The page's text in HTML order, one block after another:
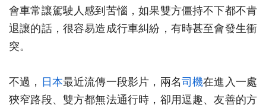
會車常讓駕駛人感到苦惱，如果雙方僵持不下都不肯
退讓的話，很容易造成行車糾紛，有時甚至會發生衝
突。
不過， 日本最近流傳一段影片，兩名司機在進入一處
狹窄路段、雙方都無法通行時，卻用逗趣、友善的方